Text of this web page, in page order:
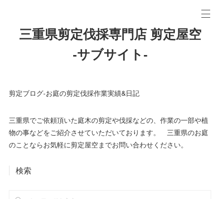
三重県剪定伐採専門店 剪定屋空
-サブサイト-
剪定ブログ-お庭の剪定伐採作業実績&日記
三重県でご依頼頂いた庭木の剪定や伐採などの、作業の一部や植
物の事などをご紹介させていただいております。 三重県のお庭
のことならお気軽に剪定屋空までお問い合わせください。
検索